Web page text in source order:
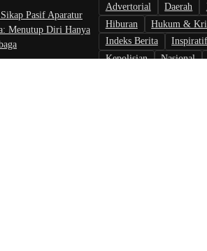
Pasif Aparatur
Menutup Diri Hanya
Advertorial Daerah
Hiburan
Hukum &
Indeks Berita
Inspiratif
Kepolisian
Nasional